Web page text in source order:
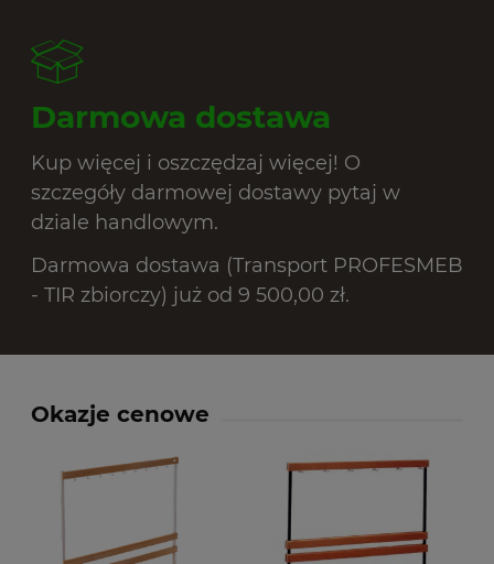
Darmowa dostawa
Kup więcej i oszczędzaj więcej! O
szczegóły darmowej dostawy pytaj w
dziale handlowym.
Darmowa dostawa (Transport PROFESMEB
- TIR zbiorczy) już od 9 500,00 zł.
Okazje cenowe